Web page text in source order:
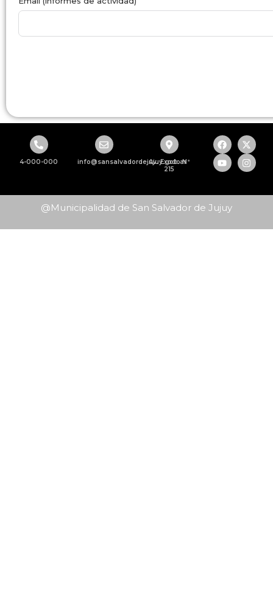
4-000-000 info@sansalvadordejujuy.gob.ar
Av. Exodo Nª
215
@Municipalidad de San Salvador de Jujuy